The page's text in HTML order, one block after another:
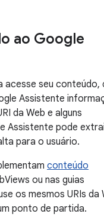
ao Google
acesse seu conteúdo,
Assistente
da Web e alguns
Assistente pode
para o usuário.
conteúdo
ou nas guias
os mesmos URIs da
ponto de partida.